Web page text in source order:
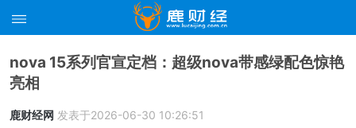
nova 15系列官宣定档：超级nova带感绿配色惊艳
亮相
鹿财经网 发表于2026-06-30 10:26:51